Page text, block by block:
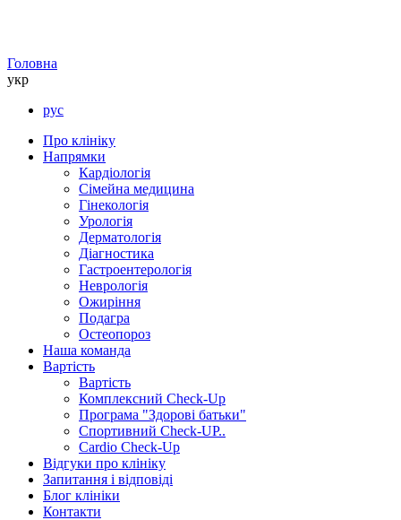
Головна
укр
рус
Про клініку
Напрямки
Кардіологія
Сімейна медицина
Гінекологія
Урологія
Дерматологія
Діагностика
Гастроентерологія
Неврологія
Ожиріння
Подагра
Остеопороз
Наша команда
Вартість
Вартість
Комплексний Check-Up
Програма "Здорові батьки"
Спортивний Check-UP..
Cardio Check-Up
Відгуки про клініку
Запитання і відповіді
Блог клініки
Контакти